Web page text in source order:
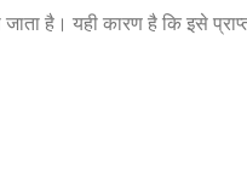
है। यही कारण है कि इसे